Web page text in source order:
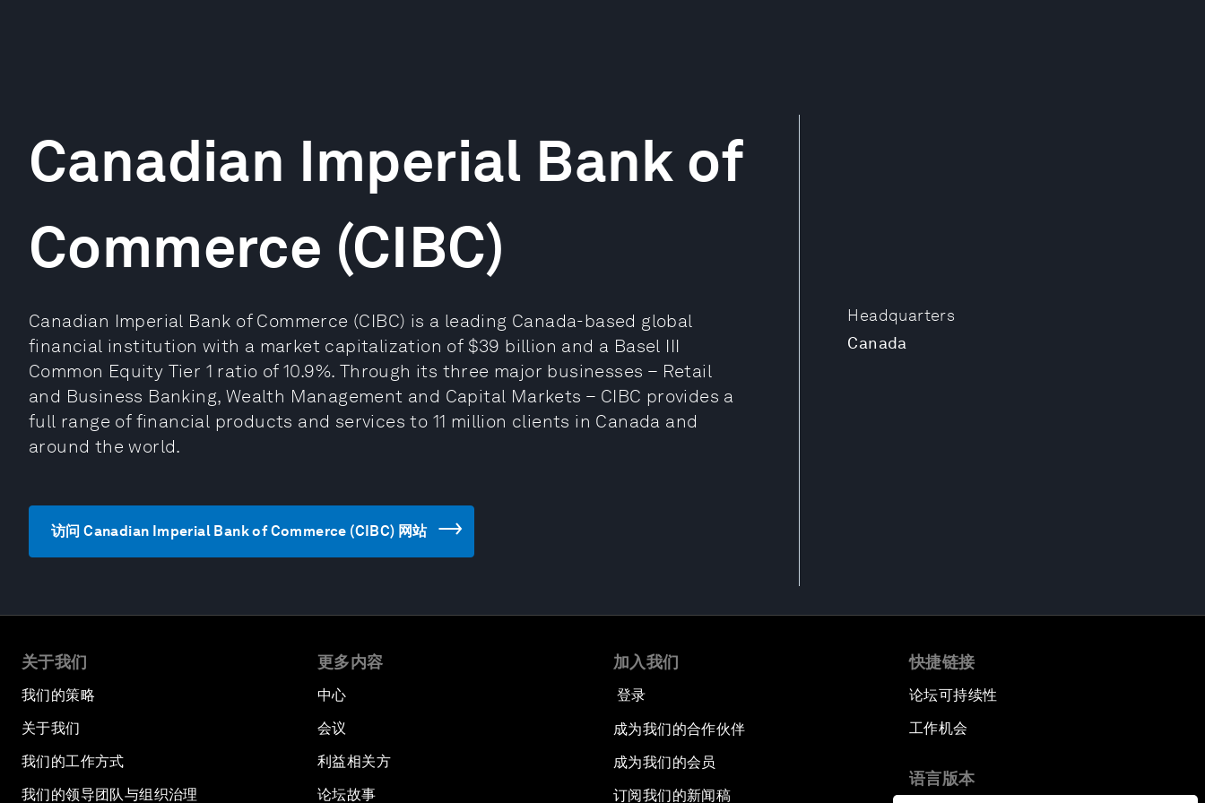
Headquarters
Canada
Canadian Imperial Bank of
Commerce (CIBC)
Canadian Imperial Bank of Commerce (CIBC) is a leading Canada-based global
financial institution with a market capitalization of $39 billion and a Basel III
Common Equity Tier 1 ratio of 10.9%. Through its three major businesses – Retail
and Business Banking, Wealth Management and Capital Markets – CIBC provides a
full range of financial products and services to 11 million clients in Canada and
around the world.
访问 Canadian Imperial Bank of Commerce (CIBC) 网站
关于我们
我们的策略
关于我们
我们的工作方式
我们的领导团队与组织治理
更多内容
中心
会议
利益相关方
论坛故事
加入我们
登录
成为我们的合作伙伴
成为我们的会员
订阅我们的新闻稿
快捷链接
论坛可持续性
工作机会
语言版本